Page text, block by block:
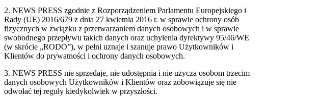
2. NEWS PRESS zgodnie z Rozporządzeniem Parlamentu Europejskiego i
Rady (UE) 2016/679 z dnia 27 kwietnia 2016 r. w sprawie ochrony osób
fizycznych w związku z przetwarzaniem danych osobowych i w sprawie
swobodnego przepływu takich danych oraz uchylenia dyrektywy 95/46/WE
(w skrócie „RODO”), w pełni uznaje i szanuje prawo Użytkowników i
Klientów do prywatności i ochrony danych osobowych.
3. NEWS PRESS nie sprzedaje, nie udostępnia i nie użycza osobom trzecim
danych osobowych Użytkowników i Klientów oraz zobowiązuje się nie
odwołać tej reguły kiedykolwiek w przyszłości.